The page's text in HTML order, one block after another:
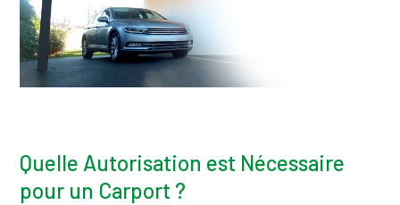
Quelle Autorisation est Nécessaire
pour un Carport ?